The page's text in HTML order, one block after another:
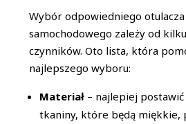
Wybór odpowiedniego
samochodowego zależy od
czynników. Oto lista, która
najlepszego wyboru:
Materiał – najlepiej
tkaniny, które będą miękkie,